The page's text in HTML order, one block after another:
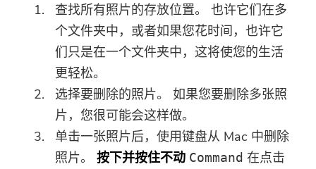
查找所有照片的存放位置。 也许它们在多
个文件夹中，或者如果您花时间，也许它
们只是在一个文件夹中，这将使您的生活
更轻松。
选择要删除的照片。 如果您要删除多张照
片，您很可能会这样做。
单击一张照片后，使用键盘从 Mac 中删除
照片。按下并按住不动 Command 在点击